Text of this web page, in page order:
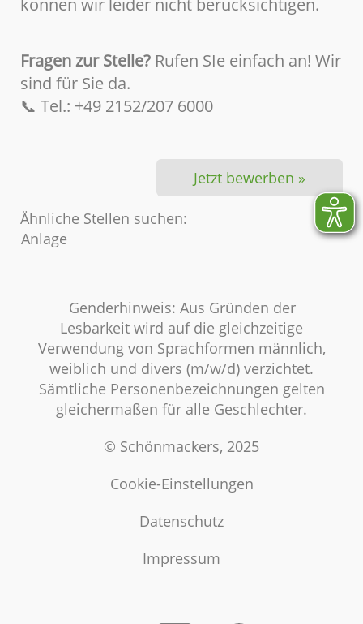
können wir leider nicht berücksichtigen.
Fragen zur Stelle? Rufen SIe einfach an! Wir
sind für Sie da.
📞 Tel.: +49 2152/207 6000
Jetzt bewerben »
Ähnliche Stellen suchen:
Anlage
Genderhinweis: Aus Gründen der
Lesbarkeit wird auf die gleichzeitige
Verwendung von Sprachformen männlich,
weiblich und divers (m/w/d) verzichtet.
Sämtliche Personenbezeichnungen gelten
gleichermaßen für alle Geschlechter.
© Schönmackers, 2025
Cookie-Einstellungen
Datenschutz
Impressum